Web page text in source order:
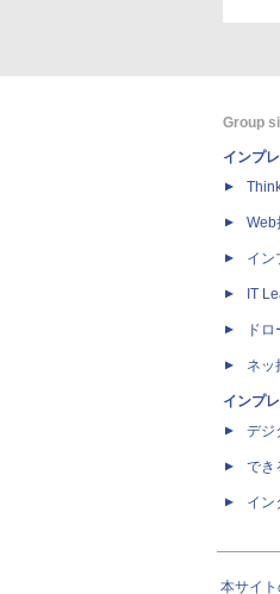
Group
インプ
Web
イン
IT
ド
ネッ
インプ
デジ
でき
イン
本サイ